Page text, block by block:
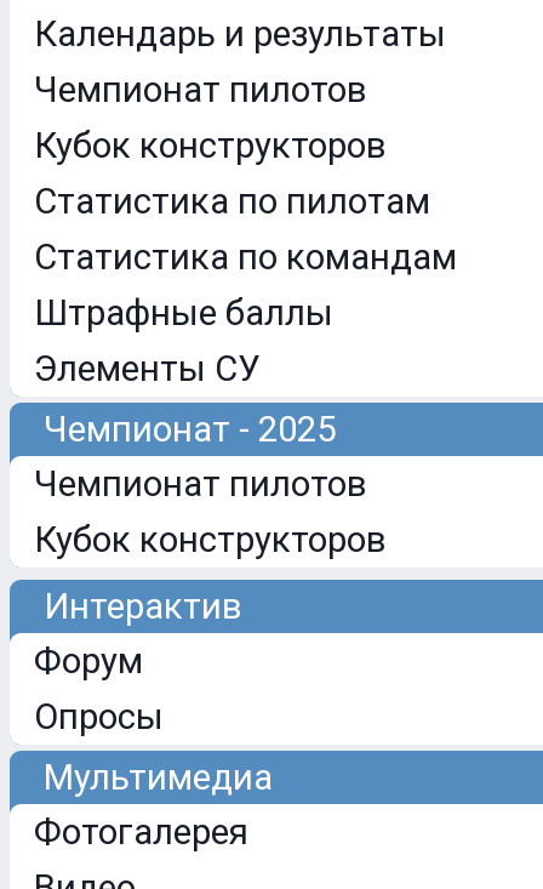
Календарь и результаты
Чемпионат пилотов
Кубок конструкторов
Статистика по пилотам
Статистика по командам
Штрафные баллы
Элементы СУ
Чемпионат - 2025
Чемпионат пилотов
Кубок конструкторов
Интерактив
Форум
Опросы
Мультимедиа
Фотогалерея